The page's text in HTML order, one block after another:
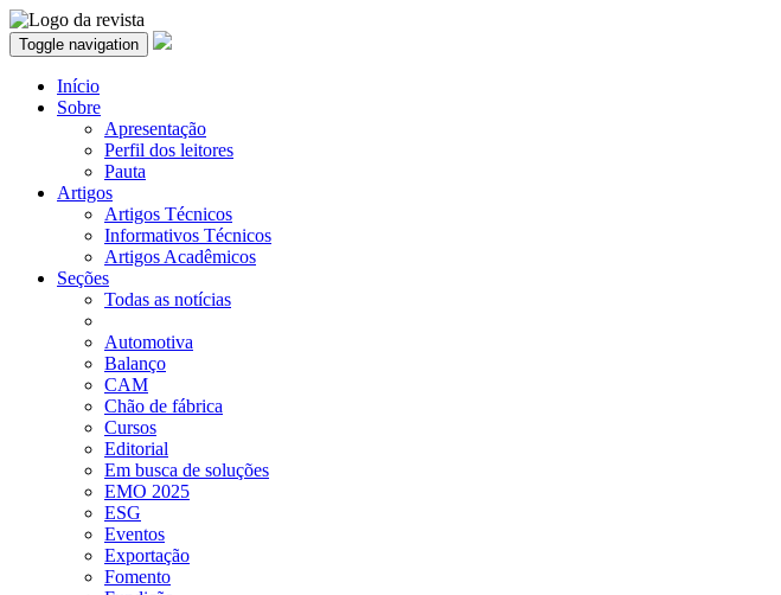
Toggle navigation
Início
Sobre
Apresentação
Perfil dos leitores
Pauta
Artigos
Artigos Técnicos
Informativos Técnicos
Artigos Acadêmicos
Seções
Todas as notícias
Automotiva
Balanço
CAM
Chão de fábrica
Cursos
Editorial
Em busca de soluções
EMO 2025
ESG
Eventos
Exportação
Fomento